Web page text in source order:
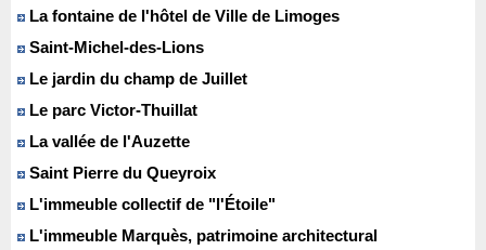
La fontaine de l'hôtel de Ville de Limoges
Saint-Michel-des-Lions
Le jardin du champ de Juillet
Le parc Victor-Thuillat
La vallée de l'Auzette
Saint Pierre du Queyroix
L'immeuble collectif de "l'Étoile"
L'immeuble Marquès, patrimoine architectural